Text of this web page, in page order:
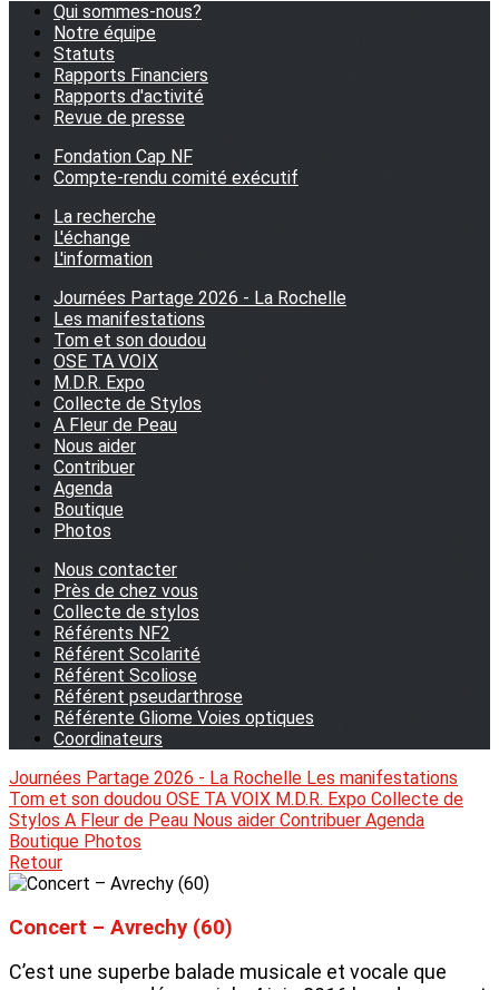
Qui sommes-nous?
Notre équipe
Statuts
Rapports Financiers
Rapports d'activité
Revue de presse
Fondation Cap NF
Compte-rendu comité exécutif
La recherche
L'échange
L'information
Journées Partage 2026 - La Rochelle
Les manifestations
Tom et son doudou
OSE TA VOIX
M.D.R. Expo
Collecte de Stylos
A Fleur de Peau
Nous aider
Contribuer
Agenda
Boutique
Photos
Nous contacter
Près de chez vous
Collecte de stylos
Référents NF2
Référent Scolarité
Référent Scoliose
Référent pseudarthrose
Référente Gliome Voies optiques
Coordinateurs
Journées Partage 2026 - La Rochelle Les manifestations
Tom et son doudou OSE TA VOIX M.D.R. Expo Collecte de
Stylos A Fleur de Peau Nous aider Contribuer Agenda
Boutique Photos
Retour
Concert – Avrechy (60)
C’est une superbe balade musicale et vocale que